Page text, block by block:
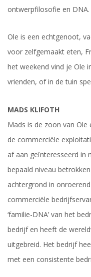
ontwerpfilosofie en DNA.
Ole is een echtgenoot,
voor zelfgemaakt eten,
het weekend vind je Ole
vrienden, of in de tuin
MADS KLIFOTH
Mads is de zoon van
de commerciële
af aan geïnteresseerd in
bepaald niveau
achtergrond in
commerciële
‘familie-DNA’ van het
bedrijf en heeft de
uitgebreid. Het bedrijf
met een consistente